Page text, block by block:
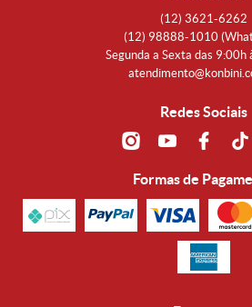
(12) 3621-6262
(12) 98888-1010
Segunda a Sexta das 9:00h
Redes Sociais
Formas de